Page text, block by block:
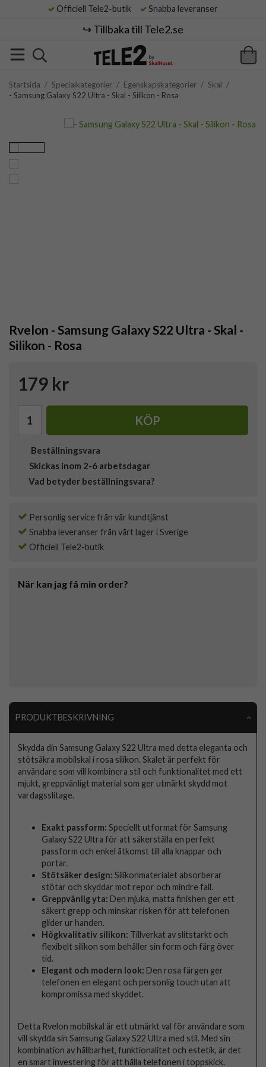
Officiell Tele2-butik Snabba leveranser
↪️ Tillbaka till Tele2.se
Startsida / Specialkategorier / Egenskapskategorier / Skal /
- Samsung Galaxy S22 Ultra - Skal - Silikon - Rosa
Rvelon - Samsung Galaxy S22 Ultra - Skal -
Silikon - Rosa
179 kr
KÖP
Beställningsvara
Skickas inom 2-6 arbetsdagar
Vad betyder beställningsvara?
Personlig service från vår kundtjänst
Snabba leveranser från vårt lager i Sverige
Officiell Tele2-butik
När kan jag få min order?
PRODUKTBESKRIVNING
Skydda din Samsung Galaxy S22 Ultra med detta eleganta och
stötsäkra mobilskal i rosa silikon. Skalet är perfekt för
användare som vill kombinera stil och funktionalitet med ett
mjukt, greppvänligt material som ger utmärkt skydd mot
vardagsslitage.
Exakt passform: Speciellt utformat för Samsung
Galaxy S22 Ultra för att säkerställa en perfekt
passform och enkel åtkomst till alla knappar och
portar.
Stötsäker design: Silikonmaterialet absorberar
stötar och skyddar mot repor och mindre fall.
Greppvänlig yta: Den mjuka, matta finishen ger ett
säkert grepp och minskar risken för att telefonen
glider ur handen.
Högkvalitativ silikon: Tillverkat av slitstarkt och
flexibelt silikon som behåller sin form och färg över
tid.
Elegant och modern look: Den rosa färgen ger
telefonen en elegant och personlig touch utan att
kompromissa med skyddet.
Detta Rvelon mobilskal är ett utmärkt val för användare som
vill skydda sin Samsung Galaxy S22 Ultra med stil. Med sin
kombination av hållbarhet, funktionalitet och estetik, är det
en smart investering för att hålla telefonen i toppskick.